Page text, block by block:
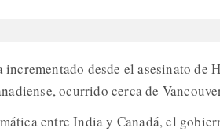
desde el asesinato de
ocurrido cerca de
entre India y Canadá, el